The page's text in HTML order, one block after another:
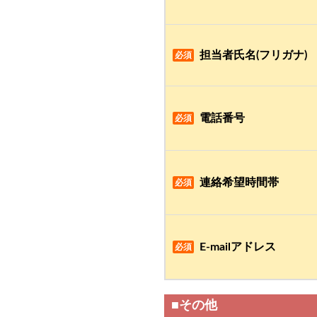
必須 担当者氏名(フリガナ)
必須 電話番号
必須 連絡希望時間帯
必須 E-mailアドレス
■その他